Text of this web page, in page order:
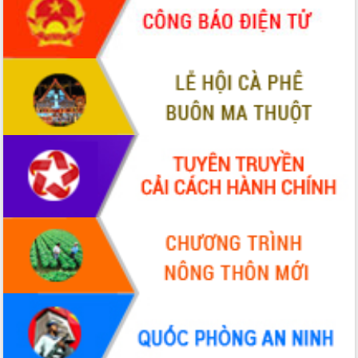
tại Trung tâm Phục vụ hành chính
công tỉnh
Đắk Lắk: Tôn vinh 46 giải pháp tại Hội
thi Sáng tạo Kỹ thuật 2024 - 2025
Đắk Lắk rà soát, điều chỉnh Đề án 190
về phát triển nuôi trồng thủy sản
Phó Chủ tịch UBND tỉnh Đắk Lắk
Trương Công Thái kiểm tra thực địa
Dự án cao tốc Khánh Hòa - Buôn Ma
Thuột
Định vị cà phê Việt Nam như một “di
sản sống” trong dòng chảy toàn cầu
Xây dựng nông thôn mới: Nâng cao đời
sống người dân từ những mô hình thiết
thực
Quyết liệt tháo gỡ vướng mắc, đẩy
nhanh tiến độ các dự án trọng điểm
trong Khu kinh tế Nam Phú Yên
Hòn Yến phát triển du lịch gắn với bảo
tồn biển